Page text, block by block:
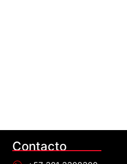
Contacto